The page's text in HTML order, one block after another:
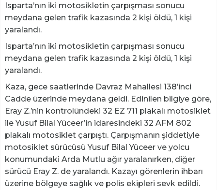
Isparta’nın iki motosikletin çarpışması sonucu
meydana gelen trafik kazasında 2 kişi öldü, 1 kişi
yaralandı.
Isparta’nın iki motosikletin çarpışması sonucu
meydana gelen trafik kazasında 2 kişi öldü, 1 kişi
yaralandı.
Kaza, gece saatlerinde Davraz Mahallesi 138’inci
Cadde üzerinde meydana geldi. Edinilen bilgiye göre,
Eray Z.’nin kontrolündeki 32 EZ 711 plakalı motosiklet
ile Yusuf Bilal Yüceer’in idaresindeki 32 AFM 802
plakalı motosiklet çarpıştı. Çarpışmanın şiddetiyle
motosiklet sürücüsü Yusuf Bilal Yüceer ve yolcu
konumundaki Arda Mutlu ağır yaralanırken, diğer
sürücü Eray Z. de yaralandı. Kazayı görenlerin ihbarı
üzerine bölgeye sağlık ve polis ekipleri sevk edildi.